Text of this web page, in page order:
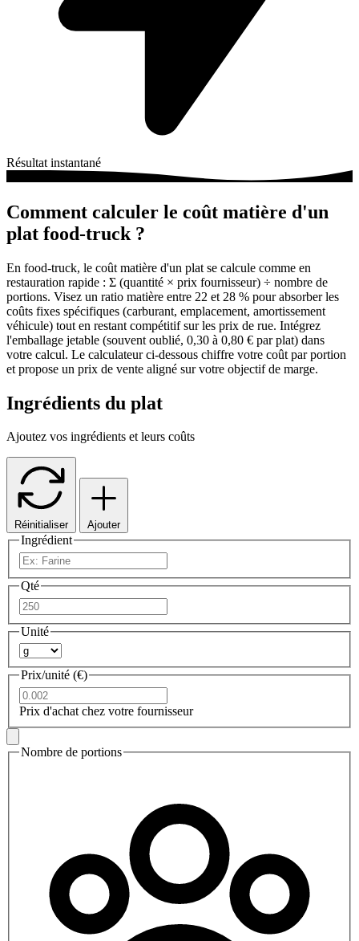
Résultat instantané
Comment calculer le coût matière d'un
plat food-truck ?
En food-truck, le coût matière d'un plat se calcule comme en
restauration rapide : Σ (quantité × prix fournisseur) ÷ nombre de
portions. Visez un ratio matière entre 22 et 28 % pour absorber les
coûts fixes spécifiques (carburant, emplacement, amortissement
véhicule) tout en restant compétitif sur les prix de rue. Intégrez
l'emballage jetable (souvent oublié, 0,30 à 0,80 € par plat) dans
votre calcul. Le calculateur ci-dessous chiffre votre coût par portion
et propose un prix de vente aligné sur votre objectif de marge.
Ingrédients du plat
Ajoutez vos ingrédients et leurs coûts
Réinitialiser Ajouter
Ingrédient
Qté
Unité
Prix/unité (€)
Prix d'achat chez votre fournisseur
Nombre de portions